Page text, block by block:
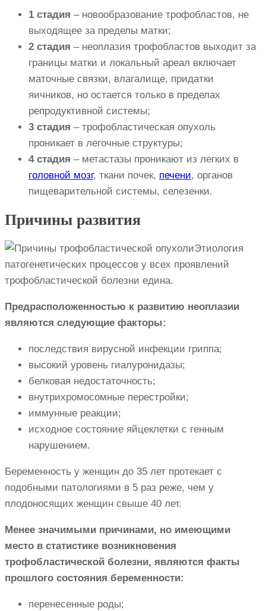
1 стадия – новообразование трофобластов, не
выходящее за пределы матки;
2 стадия – неоплазия трофобластов выходит за
границы матки и локальный ареал включает
маточные связки, влагалище, придатки
яичников, но остается только в пределах
репродуктивной системы;
3 стадия – трофобластическая опухоль
проникает в легочные структуры;
4 стадия – метастазы проникают из легких в
головной мозг, ткани почек, печени, органов
пищеварительной системы, селезенки.
Причины развития
Этиология
патогенетических процессов у всех проявлений
трофобластической болезни едина.
Предрасположенностью к развитию неоплазии
являются следующие факторы:
последствия вирусной инфекции гриппа;
высокий уровень гиалуронидазы;
белковая недостаточность;
внутрихромосомные перестройки;
иммунные реакции;
исходное состояние яйцеклетки с генным
нарушением.
Беременность у женщин до 35 лет протекает с
подобными патологиями в 5 раз реже, чем у
плодоносящих женщин свыше 40 лет.
Менее значимыми причинами, но имеющими
место в статистике возникновения
трофобластической болезни, являются факты
прошлого состояния беременности:
перенесенные роды;